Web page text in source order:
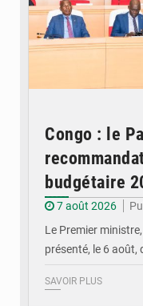
Congo : le
budgétaire
7 août 2026
Le Premier
présenté, le 6 août,
SAVOIR PLUS